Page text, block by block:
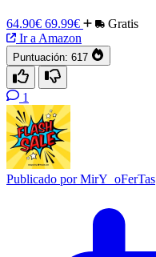
64.90€ 69.99€
Gratis
Ir a Amazon
Puntuación: 617
1
Publicado porMirY_oFerTas